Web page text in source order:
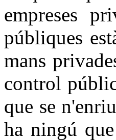
empreses
públiques
mans
control
que se
ha ningú